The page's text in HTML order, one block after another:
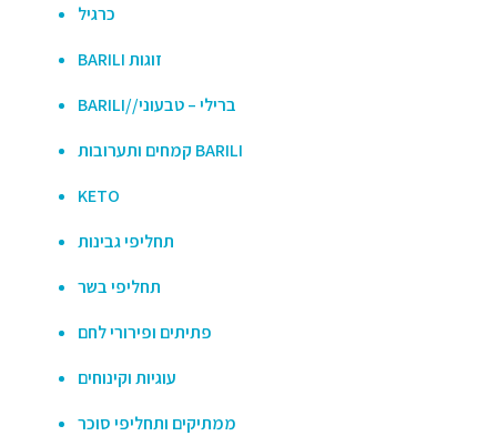
כרגיל
BARILI זוגות
BARILI//ברילי – טבעוני
קמחים ותערובות BARILI
KETO
תחליפי גבינות
תחליפי בשר
פתיתים ופירורי לחם
עוגיות וקינוחים
ממתיקים ותחליפי סוכר